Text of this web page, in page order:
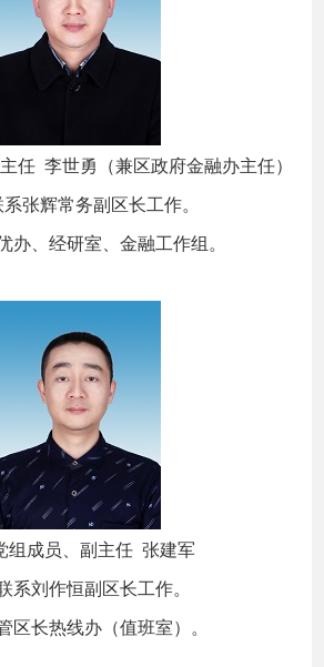
李世勇（兼区政府金融办主任）
辉常务副区长工作。
、经研室、金融工作组。
成员、副主任 张建军
刘作恒副区长工作。
长热线办（值班室）。